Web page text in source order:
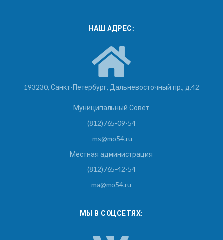
НАШ АДРЕС:
193230, Санкт-Петербург, Дальневосточный пр., д.42
Муниципальный Совет
(812)765-09-54
ms@mo54.ru
Местная администрация
(812)765-42-54
ma@mo54.ru
МЫ В СОЦСЕТЯХ: